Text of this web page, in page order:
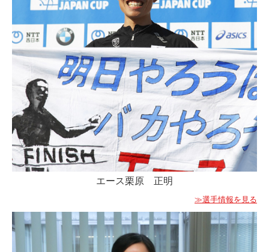
エース栗原 正明
≫選手情報を見る